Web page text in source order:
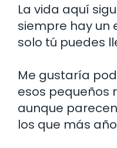
La vida aquí
siempre hay un
solo tú puedes
Me gustaría
esos pequeños
aunque
los que más